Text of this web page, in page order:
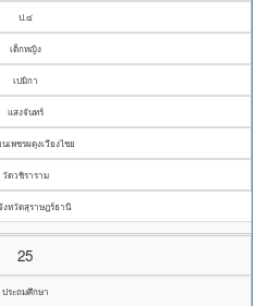
ป.๔
เด็กหญิง
เปมิกา
แสงจันทร์
นเพชรผดุงเวียงไชย
วัดวชิราราม
หวัดสุราษฎร์ธานี
25
ประถมศึกษา